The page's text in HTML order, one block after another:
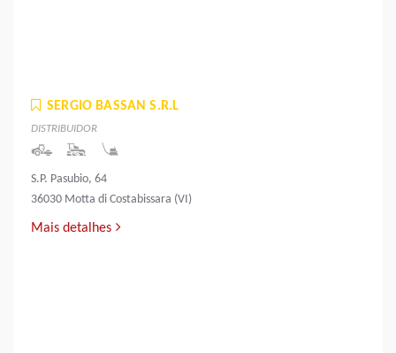
SERGIO BASSAN S.R.L
DISTRIBUIDOR
S.P. Pasubio, 64
36030 Motta di Costabissara (VI)
Mais detalhes